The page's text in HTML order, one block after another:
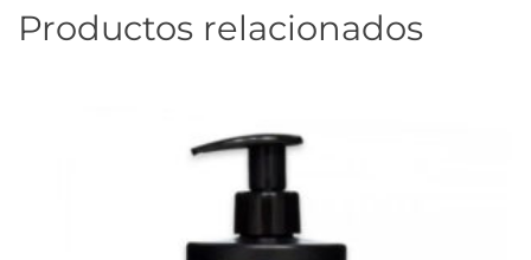
Productos relacionados